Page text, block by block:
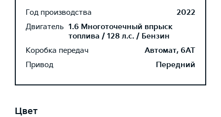
Год производства
2022
Двигатель 1.6 Многоточечный впрыск
топлива / 128 л.с. / Бензин
Коробка передач
Автомат, 6AT
Привод
Передний
Цвет